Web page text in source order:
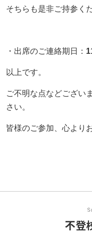
そちらも是非ご持参く
・出席のご連絡期日：
以上です。
ご不明な点などござい
さい。
皆様のご参加、心より
不登